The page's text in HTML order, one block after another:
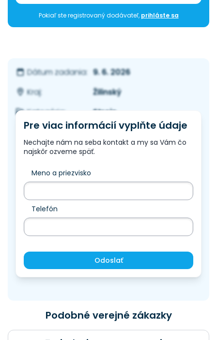
Pokiaľ ste registrovaný dodávateľ, prihláste sa
Dátum zadania: 9. 6. 2026
Kraj:
Žilinský
Kategória:
Stroje
Pre viac informácií vyplňte údaje
Nechajte nám na seba kontakt a my sa Vám čo
najskôr ozveme späť.
Meno a priezvisko
Telefón
Odoslať
Podobné verejné zákazky